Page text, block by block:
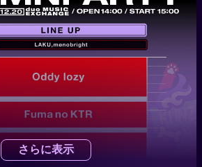
さらに表示